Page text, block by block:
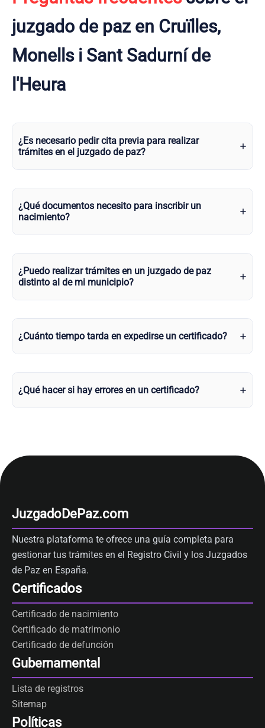
juzgado de paz en Cruïlles,
Monells i Sant Sadurní de
l'Heura
¿Es necesario pedir cita previa para realizar
trámites en el juzgado de paz?
¿Qué documentos necesito para inscribir un
nacimiento?
¿Puedo realizar trámites en un juzgado de paz
distinto al de mi municipio?
¿Cuánto tiempo tarda en expedirse un certificado?
¿Qué hacer si hay errores en un certificado?
JuzgadoDePaz.com
Nuestra plataforma te ofrece una guía completa para
gestionar tus trámites en el Registro Civil y los Juzgados
de Paz en España.
Certificados
Certificado de nacimiento
Certificado de matrimonio
Certificado de defunción
Gubernamental
Lista de registros
Sitemap
Políticas